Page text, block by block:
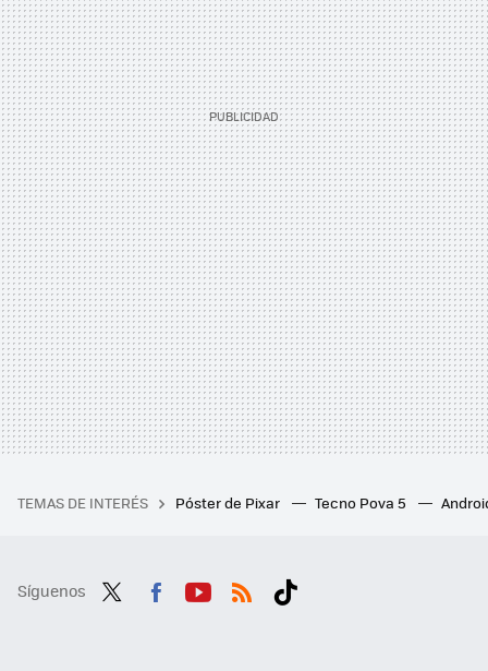
TEMAS DE INTERÉS Póster de Pixar Tecno Pova 5
Síguenos